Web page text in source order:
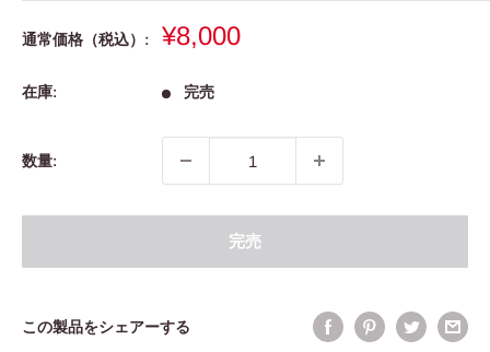
通常価格（税込）:
販
価
¥8,000
在庫: 完売
数量:
完売
この製品をシェアーする